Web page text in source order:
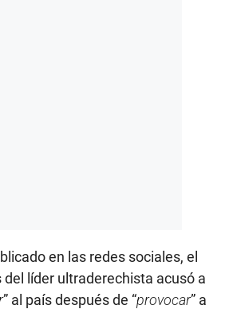
en las redes sociales, el
del líder ultraderechista acusó a
” al país después de “provocar” a